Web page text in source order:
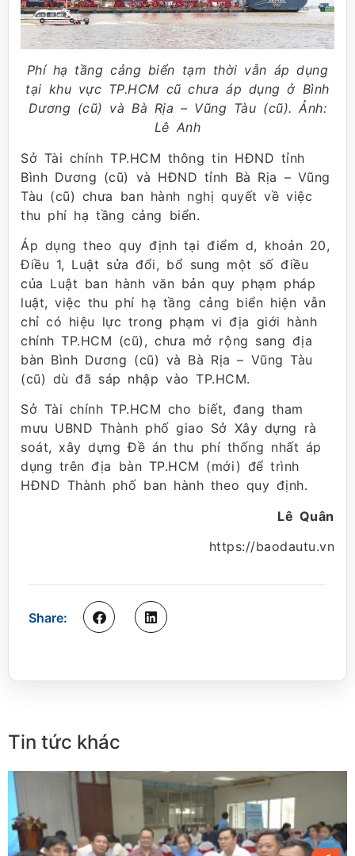
Phí hạ tầng cảng biển tạm thời vẫn áp dụng
tại khu vực TP.HCM cũ chưa áp dụng ở Bình
Dương (cũ) và Bà Rịa – Vũng Tàu (cũ). Ảnh:
Lê Anh
Sở Tài chính TP.HCM thông tin HĐND tỉnh
Bình Dương (cũ) và HĐND tỉnh Bà Rịa – Vũng
Tàu (cũ) chưa ban hành nghị quyết về việc
thu phí hạ tầng cảng biển.
Áp dụng theo quy định tại điểm d, khoản 20,
Điều 1, Luật sửa đổi, bổ sung một số điều
của Luật ban hành văn bản quy phạm pháp
luật, việc thu phí hạ tầng cảng biển hiện vẫn
chỉ có hiệu lực trong phạm vi địa giới hành
chính TP.HCM (cũ), chưa mở rộng sang địa
bàn Bình Dương (cũ) và Bà Rịa – Vũng Tàu
(cũ) dù đã sáp nhập vào TP.HCM.
Sở Tài chính TP.HCM cho biết, đang tham
mưu UBND Thành phố giao Sở Xây dựng rà
soát, xây dựng Đề án thu phí thống nhất áp
dụng trên địa bàn TP.HCM (mới) để trình
HĐND Thành phố ban hành theo quy định.
Lê Quân
https://baodautu.vn
Share:
Tin tức khác